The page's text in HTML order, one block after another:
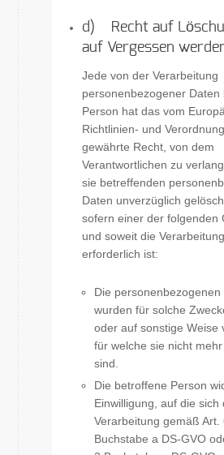
d) Recht auf
auf Vergessen
Jede von der Verarbeitung
personenbezogener Daten
Person hat das vom
Richtlinien- und
gewährte Recht, von dem
Verantwortlichen zu
sie betreffenden
Daten unverzüglich
sofern einer der folgenden
und soweit die
erforderlich ist:
Die personenbezogenen
wurden für solche
oder auf sonstige Weise
für welche sie nicht
sind.
Die betroffene Person
Einwilligung, auf die sich
Verarbeitung gemäß Art.
Buchstabe a DS-GVO